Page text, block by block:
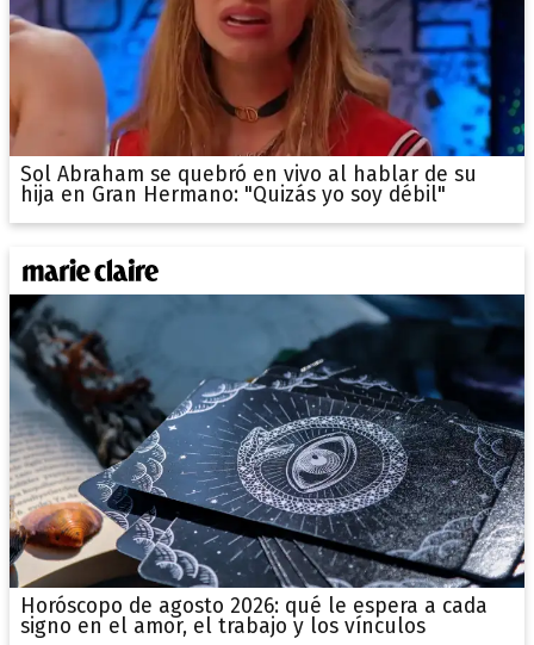
Sol Abraham se quebró en vivo al hablar de su
hija en Gran Hermano: "Quizás yo soy débil"
Horóscopo de agosto 2026: qué le espera a cada
signo en el amor, el trabajo y los vínculos